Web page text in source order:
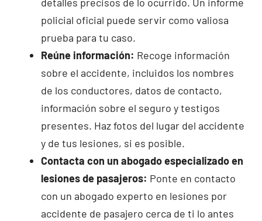
detalles precisos de lo ocurrido. Un informe
policial oficial puede servir como valiosa
prueba para tu caso.
Reúne información: Recoge información
sobre el accidente, incluidos los nombres
de los conductores, datos de contacto,
información sobre el seguro y testigos
presentes. Haz fotos del lugar del accidente
y de tus lesiones, si es posible.
Contacta con un abogado especializado en
lesiones de pasajeros: Ponte en contacto
con un abogado experto en lesiones por
accidente de pasajero cerca de ti lo antes